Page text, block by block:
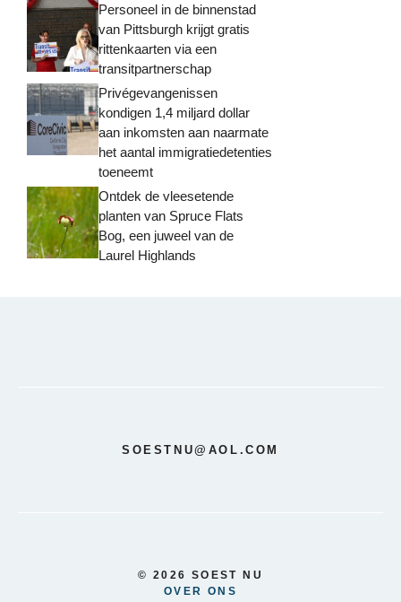
Personeel in de binnenstad
van Pittsburgh krijgt gratis
rittenkaarten via een
transitpartnerschap
Privégevangenissen
kondigen 1,4 miljard dollar
aan inkomsten aan naarmate
het aantal immigratiedetenties
toeneemt
Ontdek de vleesetende
planten van Spruce Flats
Bog, een juweel van de
Laurel Highlands
SOESTNU@AOL.COM
© 2026 SOEST NU
OVER ONS